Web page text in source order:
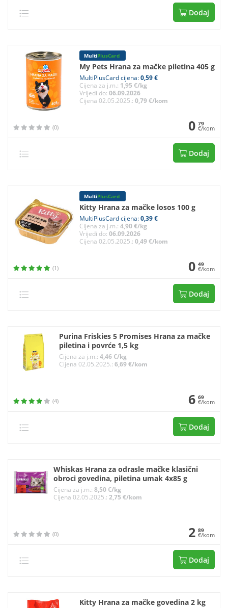
Dodaj
MultiPlusCard
My Pets Hrana za mačke piletina 405 g
MultiPlusCard cijena:0,59 €
Cijena za j.m.: 1,95 €/kg
Vrijedi do: 06.09.2026
Cijena 02.05.2025.: 0,79 €/kom
(0) 0 79
€/kom
Dodaj
MultiPlusCard
Kitty Hrana za mačke losos 100 g
MultiPlusCard cijena:0,39 €
Cijena za j.m.: 4,90 €/kg
Vrijedi do: 06.09.2026
Cijena 02.05.2025.: 0,49 €/kom
(1) 0 49
€/kom
Dodaj
Purina Friskies 5 Promises Hrana za mačke
piletina i povrće 1,5 kg
Cijena za j.m.:4,46 €/kg
Cijena 02.05.2025.:6,69 €/kom
(4) 6 69
€/kom
Dodaj
Whiskas Hrana za odrasle mačke klasični
obroci govedina, piletina umak 4x85 g
Cijena za j.m.:8,50 €/kg
Cijena 02.05.2025.:2,75 €/kom
(0) 2 89
€/kom
Dodaj
Kitty Hrana za mačke govedina 2 kg